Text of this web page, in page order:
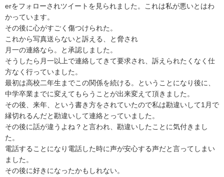
erをフォローされツイートを見られました。これは私が悪いとはわ
かっています。
その後に心がすごく傷つけられた。
これから写真送らないと訴える、と脅され
月一の連絡なら。と承認しました。
そうしたら月一以上で連絡してきて要求され、訴えられたくなく仕
方なく行っていました。
最初は高校二年生までこの関係を続ける。ということになり後に、
中学卒業までに変えてもらうことが出来変えて頂きました。
その後、来年、という書き方をされていたので私は勘違いして1月で
縁切れるんだと勘違いして連絡とっていました。
その後に話が違うよね？と言われ、勘違いしたことに気付きまし
た。
電話することになり電話した時に声が安心する声だと言ってしまい
ました。
その後に好きになったかもしれない。